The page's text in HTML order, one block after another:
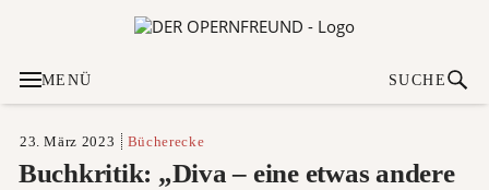
MENÜ SUCHE
23. März 2023 Bücherecke
Buchkritik: „Diva – eine etwas andere